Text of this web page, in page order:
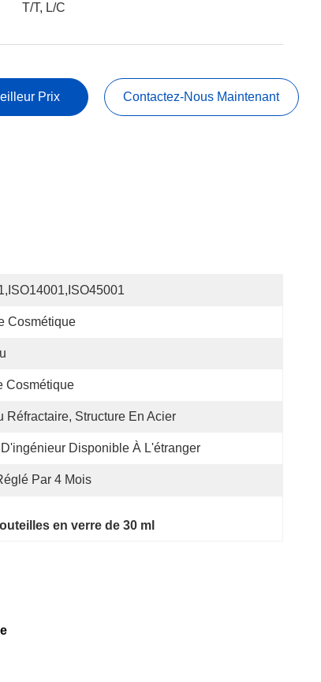
T/T, L/C
Prix Contactez-Nous Maintenant
Cosmétique
Cosmétique
Réfractaire, Structure En Acier
Disponible À L'étranger
Par 4 Mois
en verre de 30 ml